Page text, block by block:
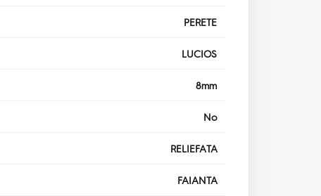
PERETE
LUCIOS
8mm
No
RELIEFATA
FAIANTA